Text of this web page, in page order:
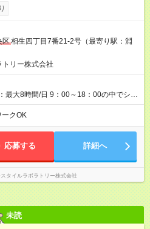
じです。
区相生四丁目7番21-2号（最寄り駅：淵
リー株式会社
最大8時間/日 9：00～18：00の中でシフ
3日～OK ※休憩法定通り ※勤務可能日
談
ークOK
応募する 詳細へ
タイルラボラトリー株式会社
未読